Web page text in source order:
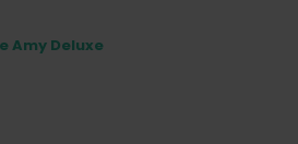
Amy Deluxe